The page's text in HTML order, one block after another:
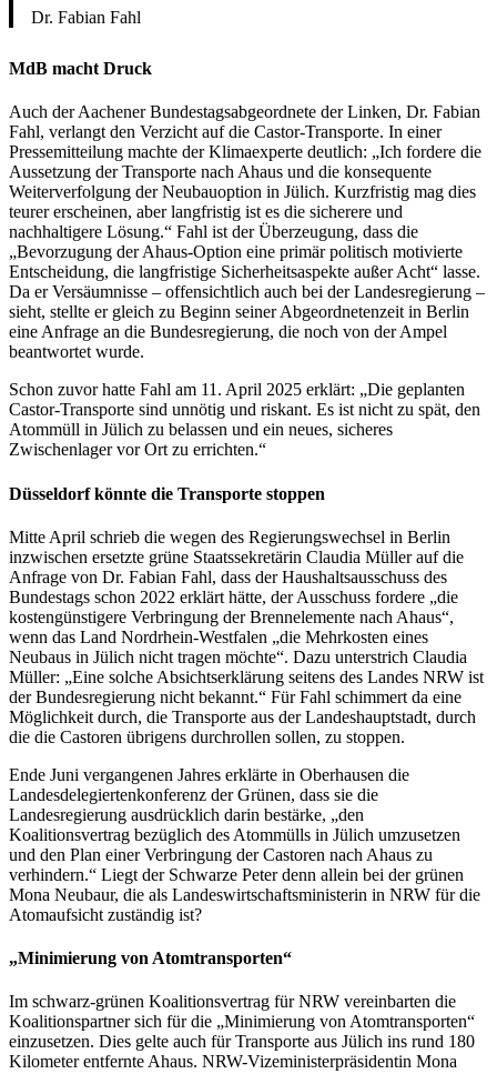
Dr. Fabian Fahl
MdB macht Druck
Auch der Aachener Bundestagsabgeordnete der Linken, Dr. Fabian
Fahl, verlangt den Verzicht auf die Castor-Transporte. In einer
Pressemitteilung machte der Klimaexperte deutlich: „Ich fordere die
Aussetzung der Transporte nach Ahaus und die konsequente
Weiterverfolgung der Neubauoption in Jülich. Kurzfristig mag dies
teurer erscheinen, aber langfristig ist es die sicherere und
nachhaltigere Lösung.“ Fahl ist der Überzeugung, dass die
„Bevorzugung der Ahaus-Option eine primär politisch motivierte
Entscheidung, die langfristige Sicherheitsaspekte außer Acht“ lasse.
Da er Versäumnisse – offensichtlich auch bei der Landesregierung –
sieht, stellte er gleich zu Beginn seiner Abgeordnetenzeit in Berlin
eine Anfrage an die Bundesregierung, die noch von der Ampel
beantwortet wurde.
Schon zuvor hatte Fahl am 11. April 2025 erklärt: „Die geplanten
Castor-Transporte sind unnötig und riskant. Es ist nicht zu spät, den
Atommüll in Jülich zu belassen und ein neues, sicheres
Zwischenlager vor Ort zu errichten.“
Düsseldorf könnte die Transporte stoppen
Mitte April schrieb die wegen des Regierungswechsel in Berlin
inzwischen ersetzte grüne Staatssekretärin Claudia Müller auf die
Anfrage von Dr. Fabian Fahl, dass der Haushaltsausschuss des
Bundestags schon 2022 erklärt hätte, der Ausschuss fordere „die
kostengünstigere Verbringung der Brennelemente nach Ahaus“,
wenn das Land Nordrhein-Westfalen „die Mehrkosten eines
Neubaus in Jülich nicht tragen möchte“. Dazu unterstrich Claudia
Müller: „Eine solche Absichtserklärung seitens des Landes NRW ist
der Bundesregierung nicht bekannt.“ Für Fahl schimmert da eine
Möglichkeit durch, die Transporte aus der Landeshauptstadt, durch
die die Castoren übrigens durchrollen sollen, zu stoppen.
Ende Juni vergangenen Jahres erklärte in Oberhausen die
Landesdelegiertenkonferenz der Grünen, dass sie die
Landesregierung ausdrücklich darin bestärke, „den
Koalitionsvertrag bezüglich des Atommülls in Jülich umzusetzen
und den Plan einer Verbringung der Castoren nach Ahaus zu
verhindern.“ Liegt der Schwarze Peter denn allein bei der grünen
Mona Neubaur, die als Landeswirtschaftsministerin in NRW für die
Atomaufsicht zuständig ist?
„Minimierung von Atomtransporten“
Im schwarz-grünen Koalitionsvertrag für NRW vereinbarten die
Koalitionspartner sich für die „Minimierung von Atomtransporten“
einzusetzen. Dies gelte auch für Transporte aus Jülich ins rund 180
Kilometer entfernte Ahaus. NRW-Vizeministerpräsidentin Mona